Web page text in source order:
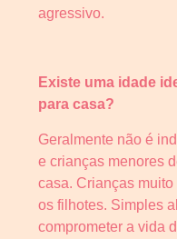
agressivo.
Existe uma idade
para casa?
Geralmente não é
e crianças menores
casa. Crianças
os filhotes. Simples
comprometer a vida